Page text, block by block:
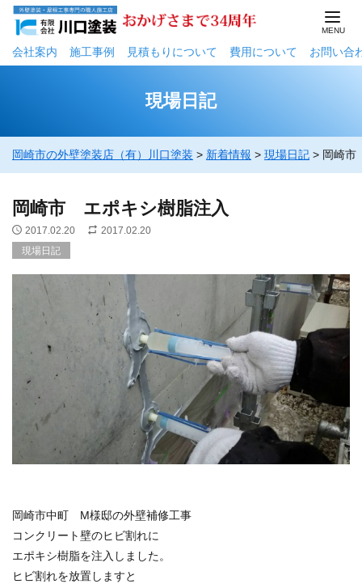
会社案内 施工事例 ⾒積もりについて 費用について お問い合
現場日記
岡崎市の外壁塗装店（有）川口塗装 > 新着情報 > 現場日記 > 岡崎
岡崎市 エポキシ樹脂注入
2017.02.20
2017.02.20
現場日記
岡崎市中町 M様邸の外壁補修工事
コンクリート壁のヒビ割れに
エポキシ樹脂を注入しました。
ヒビ割れを放置しますと